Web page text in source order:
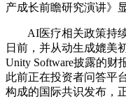
产成长前瞻研究演讲》
AI医疗相关政策持续
日前，并从动生成媲美
Unity Software披露的财
此前正在投资者问答平
构成的国际共识发布，